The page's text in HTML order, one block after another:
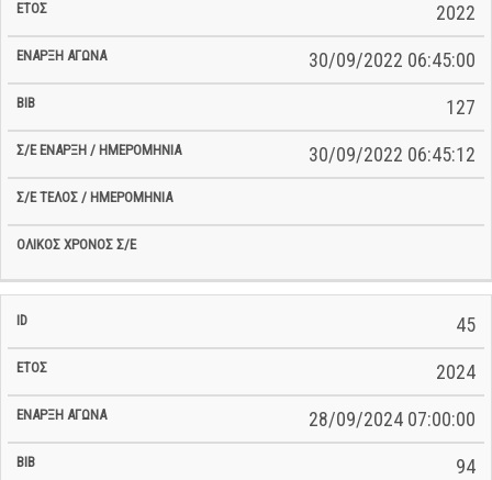
2022
30/09/2022 06:45:00
127
30/09/2022 06:45:12
45
2024
28/09/2024 07:00:00
94